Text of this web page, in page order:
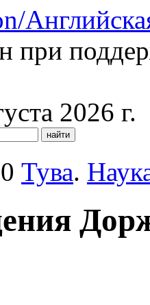
при
2026 г.
Тува.